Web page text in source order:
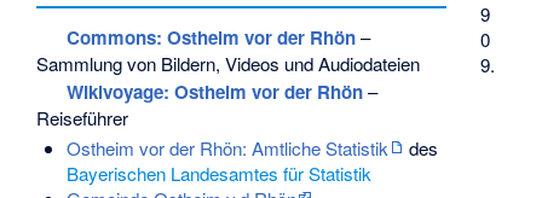
9
0
9.
Commons: Ostheim vor der Rhön–
Sammlung von Bildern, Videos und Audiodateien
Wikivoyage: Ostheim vor der Rhön–
Reiseführer
Ostheim vor der Rhön: Amtliche Statistik
des
Bayerischen Landesamtes für Statistik